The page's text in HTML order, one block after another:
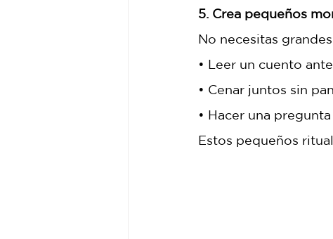
5. Crea pequeños
No necesitas
• Leer un cuento
• Cenar juntos sin
• Hacer una
Estos pequeños